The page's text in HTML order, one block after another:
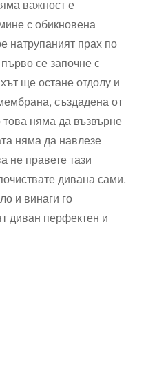
важност е
с обикновена
натрупаният прах по
се започне с
ще остане отдолу и
създадена от
няма да възвърне
няма да навлезе
не правете тази
дивана сами.
и винаги го
диван перфектен и